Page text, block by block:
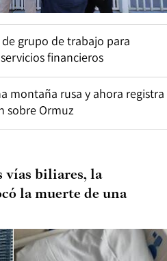
grupo de trabajo para
financieros
montaña rusa y ahora registra
sobre Ormuz
vías biliares, la
la muerte de una